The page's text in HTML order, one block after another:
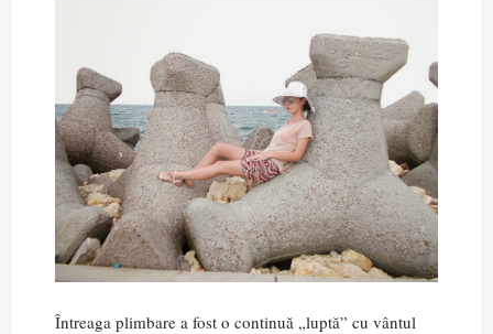
Întreaga plimbare a fost o continuă „luptă” cu vântul